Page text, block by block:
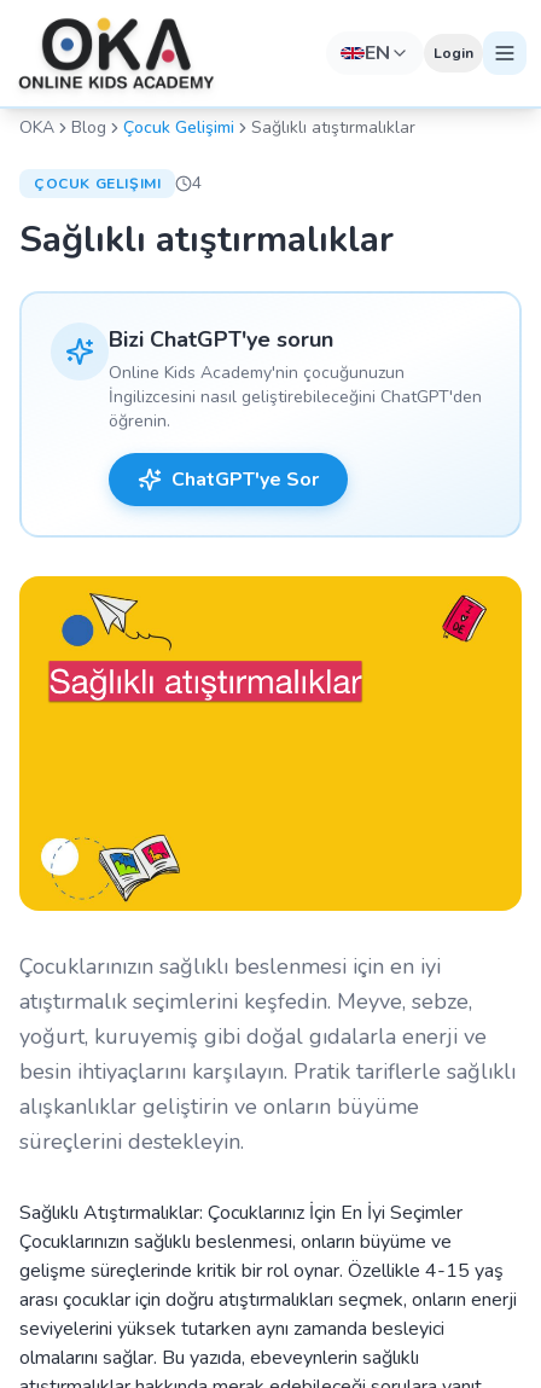
EN Login
OKA Blog Çocuk Gelişimi Sağlıklı atıştırmalıklar
ÇOCUK GELIŞIMI 4
Sağlıklı atıştırmalıklar
Bizi ChatGPT'ye sorun
Online Kids Academy'nin çocuğunuzun
İngilizcesini nasıl geliştirebileceğini ChatGPT'den
öğrenin.
ChatGPT'ye Sor
Çocuklarınızın sağlıklı beslenmesi için en iyi
atıştırmalık seçimlerini keşfedin. Meyve, sebze,
yoğurt, kuruyemiş gibi doğal gıdalarla enerji ve
besin ihtiyaçlarını karşılayın. Pratik tariflerle sağlıklı
alışkanlıklar geliştirin ve onların büyüme
süreçlerini destekleyin.
Sağlıklı Atıştırmalıklar: Çocuklarınız İçin En İyi Seçimler
Çocuklarınızın sağlıklı beslenmesi, onların büyüme ve
gelişme süreçlerinde kritik bir rol oynar. Özellikle 4-15 yaş
arası çocuklar için doğru atıştırmalıkları seçmek, onların enerji
seviyelerini yüksek tutarken aynı zamanda besleyici
olmalarını sağlar. Bu yazıda, ebeveynlerin sağlıklı